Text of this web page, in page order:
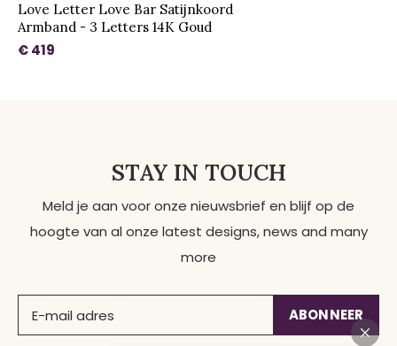
Love Letter Love Bar Satijnkoord
Armband - 3 Letters 14K Goud
€ 419
STAY IN TOUCH
Meld je aan voor onze nieuwsbrief en blijf op de
hoogte van al onze latest designs, news and many
more
ABONNEER